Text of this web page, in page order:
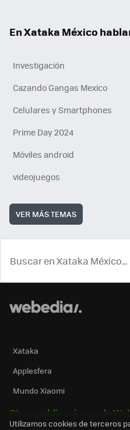
En Xataka México
Investigación
Cazando Gangas Mexico
Celulares y Smartphones
Prime Day 2024
Móviles android
videojuegos
VER MÁS TEMAS
Xataka
Applesfera
Mundo Xiaomi
Otras publicaciones de
Utilizamos cookies de terceros